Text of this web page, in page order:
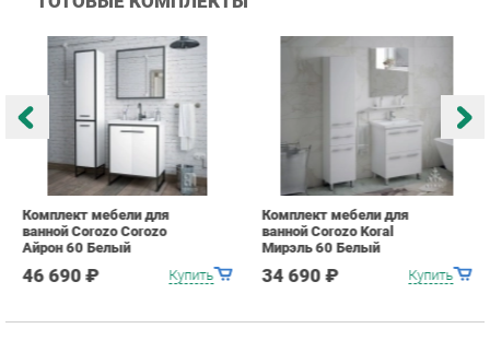
Купить
Комплект мебели для
ванной Corozo Corozo
Айрон 60 Белый
46 690 ₽ Купить
Комплект мебели для
ПОХОЖИЕ ТОВАРЫ